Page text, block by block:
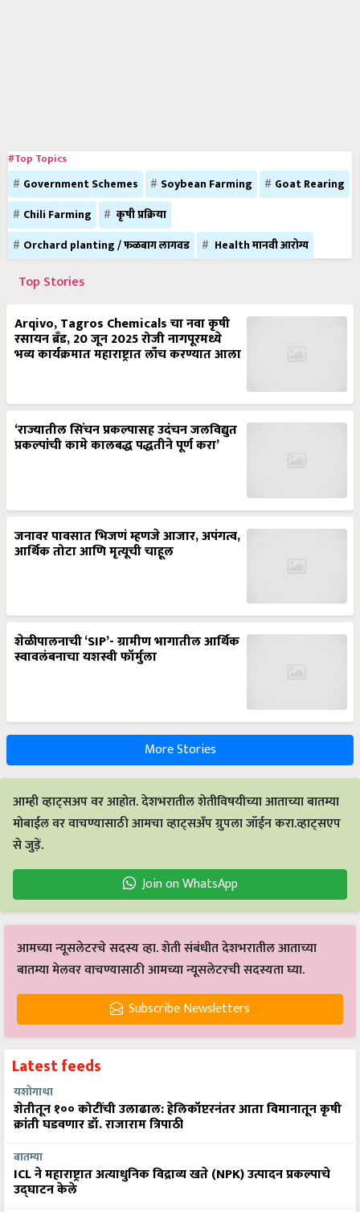
#Top Topics
Government Schemes Soybean Farming
Goat Rearing
Chili Farming
कृषी प्रक्रिया
Orchard planting / फळबाग लागवड
Health मानवी आरोग्य
Top Stories
Arqivo, Tagros Chemicals चा नवा कृषी
रसायन ब्रँड, 20 जून 2025 रोजी नागपूरमध्ये
भव्य कार्यक्रमात महाराष्ट्रात लाँच करण्यात आला
‘राज्यातील सिंचन प्रकल्पासह उदंचन जलविद्युत
प्रकल्पांची कामे कालबद्ध पद्धतीने पूर्ण करा’
जनावर पावसात भिजणं म्हणजे आजार, अपंगत्व,
आर्थिक तोटा आणि मृत्यूची चाहूल
शेळीपालनाची ‘SIP’- ग्रामीण भागातील आर्थिक
स्वावलंबनाचा यशस्वी फॉर्मुला
More Stories
आम्ही व्हाट्सअप वर आहोत. देशभरातील शेतीविषयीच्या आताच्या बातम्या
मोबाईल वर वाचण्यासाठी आमचा व्हाट्सअँप ग्रुपला जॉईन करा.व्हाट्सएप
से जुड़ें.
Join on WhatsApp
आमच्या न्यूसलेटरचे सदस्य व्हा. शेती संबंधीत देशभरातील आताच्या
बातम्या मेलवर वाचण्यासाठी आमच्या न्यूसलेटरची सदस्यता घ्या.
Subscribe Newsletters
Latest feeds
यशोगाथा
शेतीतून १०० कोटींची उलाढाल: हेलिकॉप्टरनंतर आता विमानातून कृषी
क्रांती घडवणार डॉ. राजाराम त्रिपाठी
बातम्या
ICL ने महाराष्ट्रात अत्याधुनिक विद्राव्य खते (NPK) उत्पादन प्रकल्पाचे
उद्घाटन केले